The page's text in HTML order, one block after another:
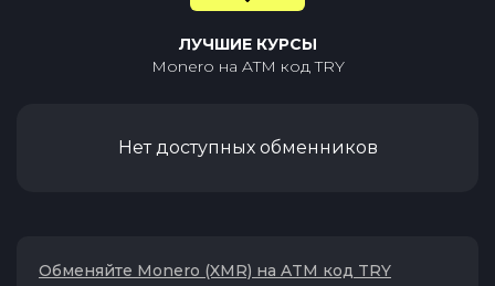
ЛУЧШИЕ КУРСЫ
Monero на ATM код TRY
Нет доступных обменников
Обменяйте Monero (XMR) на ATM код TRY